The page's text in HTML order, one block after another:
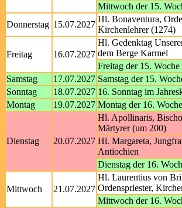
Mittwoch der 15.
Donnerstag 15.07.2027
Hl. Bonaventura,
Kirchenlehrer (1274)
Freitag 16.07.2027
Hl. Gedenktag
dem Berge Karmel
Freitag der 15. Woche
Samstag
17.07.2027 Samstag der 15.
Sonntag
18.07.2027 16. Sonntag im
Montag
19.07.2027 Montag der 16.
Dienstag 20.07.2027
Hl. Apollinaris,
Märtyrer (um 200)
Hl. Margareta,
Antiochien
Dienstag der 16.
Mittwoch 21.07.2027
Hl. Laurentius von
Ordenspriester,
Mittwoch der 16.